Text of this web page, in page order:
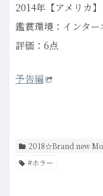
2014年【アメリカ】
鑑賞環境：インタ
評価：6点
予告編
2018☆Brand new
#ホラー